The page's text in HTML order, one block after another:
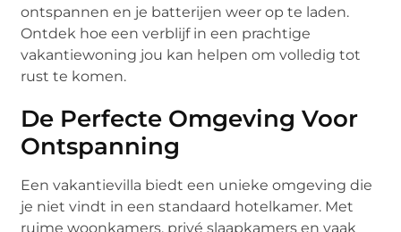
ontspannen en je batterijen weer op te laden.
Ontdek hoe een verblijf in een prachtige
vakantiewoning jou kan helpen om volledig tot
rust te komen.
De Perfecte Omgeving Voor
Ontspanning
Een vakantievilla biedt een unieke omgeving die
je niet vindt in een standaard hotelkamer. Met
ruime woonkamers, privé slaapkamers en vaak